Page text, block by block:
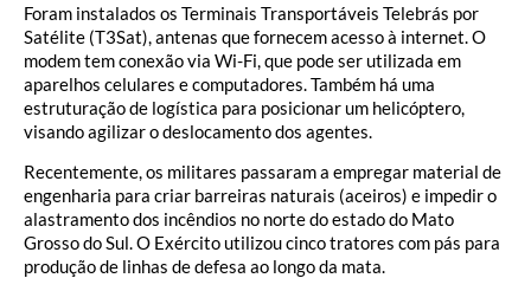
Foram instalados os Terminais Transportáveis Telebrás por
Satélite (T3Sat), antenas que fornecem acesso à internet. O
modem tem conexão via Wi-Fi, que pode ser utilizada em
aparelhos celulares e computadores. Também há uma
estruturação de logística para posicionar um helicóptero,
visando agilizar o deslocamento dos agentes.
Recentemente, os militares passaram a empregar material de
engenharia para criar barreiras naturais (aceiros) e impedir o
alastramento dos incêndios no norte do estado do Mato
Grosso do Sul. O Exército utilizou cinco tratores com pás para
produção de linhas de defesa ao longo da mata.